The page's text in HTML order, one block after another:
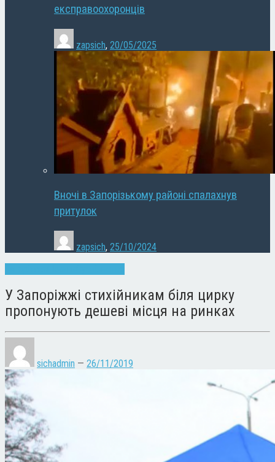
експравоохоронців
zapsich, 20/05/2025
Вночі в Запорізькому районі спалахнув
притулок
zapsich, 25/10/2024
У Запоріжжі стихійникам біля цирку
пропонують дешеві місця на ринках
sichadmin — 26/11/2019